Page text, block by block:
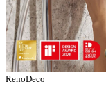
RenoDeco